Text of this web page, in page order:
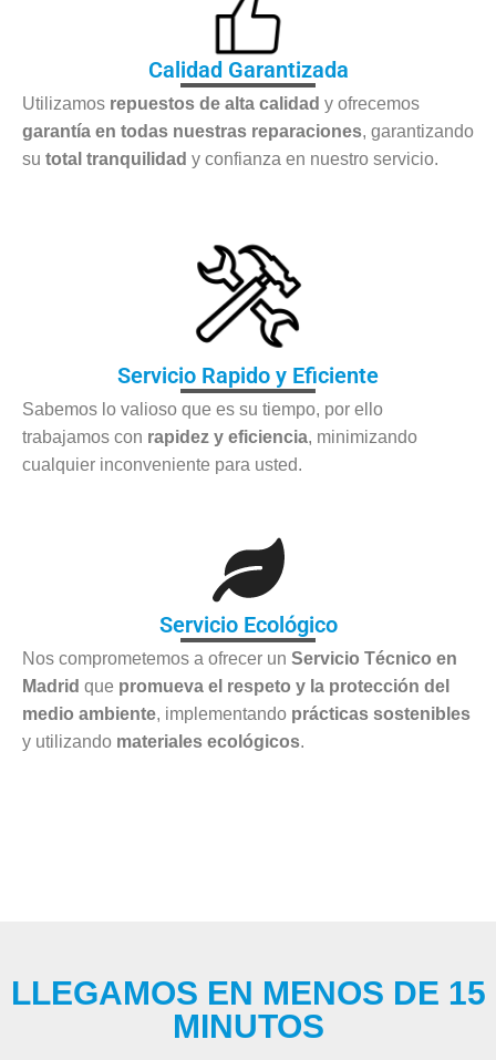
Calidad Garantizada
Utilizamos repuestos de alta calidad y ofrecemos
garantía en todas nuestras reparaciones, garantizando
su total tranquilidad y confianza en nuestro servicio.
Servicio Rapido y Eficiente
Sabemos lo valioso que es su tiempo, por ello
trabajamos con rapidez y eficiencia, minimizando
cualquier inconveniente para usted.
Servicio Ecológico
Nos comprometemos a ofrecer un Servicio Técnico en
Madrid que promueva el respeto y la protección del
medio ambiente, implementando prácticas sostenibles
y utilizando materiales ecológicos.
LLEGAMOS EN MENOS DE 15
MINUTOS